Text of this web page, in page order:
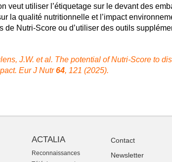
veut utiliser l’étiquetage sur le devant des
la qualité nutritionnelle et l’impact
de Nutri-Score ou d’utiliser des outils
J.W. et al. The potential of Nutri-Score to
Eur J Nutr64, 121 (2025).
ACTALIA
Reconnaissances
Contact
Newsletter